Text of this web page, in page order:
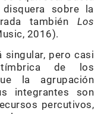
sobre la
también Los
2016).
singular, pero casi
de los
la agrupación
integrantes son
percutivos,